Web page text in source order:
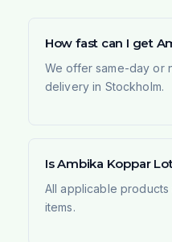
How fast can I get
We offer same-day or
delivery in Stockholm.
Is Ambika Koppar
All applicable
items.